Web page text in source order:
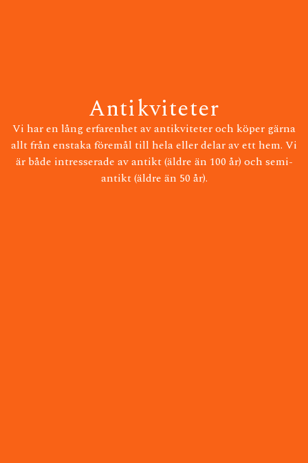
Antikviteter
Vi har en lång erfarenhet av antikviteter och köper gärna
allt från enstaka föremål till hela eller delar av ett hem. Vi
är både intresserade av antikt (äldre än 100 år) och semi-
antikt (äldre än 50 år).